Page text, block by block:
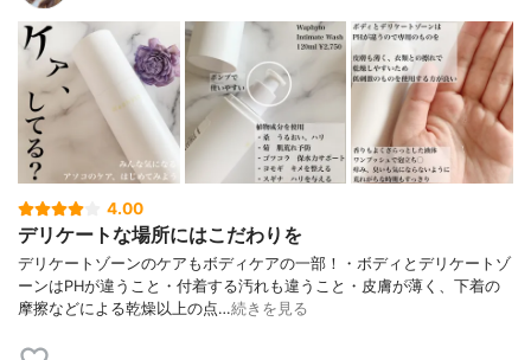
4.00
デリケートな場所にはこだわりを
デリケートゾーンのケアもボディケアの一部！⁡⁡・ボディとデリケートゾ
ーンはPHが違うこと・付着する汚れも違うこと・皮膚が薄く、下着の
摩擦などによる乾燥⁡以上の点…続きを見る